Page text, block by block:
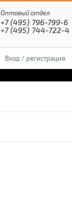
Оптовый отдел
+7 (495) 796-799-6
+7 (495) 744-722-4
Вход / регистрация